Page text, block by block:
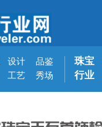
设计
工艺
品鉴
秀场
珠宝
行业